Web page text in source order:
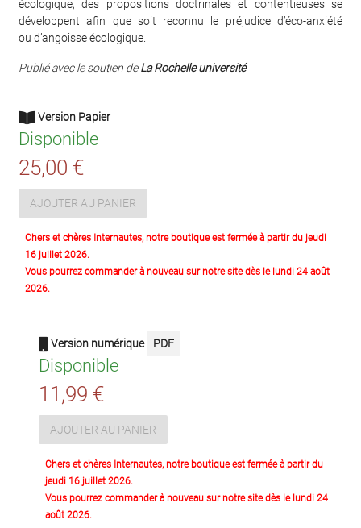
écologique, des propositions doctrinales et contentieuses se
développent afin que soit reconnu le préjudice d’éco-anxiété
ou d’angoisse écologique.
Publié avec le soutien deLa Rochelle université
Version Papier
Disponible
25,00 €
AJOUTER AU PANIER
Chers et chères Internautes, notre boutique est fermée à partir du jeudi
16 juillet 2026.
Vous pourrez commander à nouveau sur notre site dès le lundi 24 août
2026.
Version numérique PDF
Disponible
11,99 €
AJOUTER AU PANIER
Chers et chères Internautes, notre boutique est fermée à partir du
jeudi 16 juillet 2026.
Vous pourrez commander à nouveau sur notre site dès le lundi 24
août 2026.